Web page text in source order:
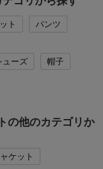
ト
パンツ
ューズ
帽子
の他のカテゴリか
ケット